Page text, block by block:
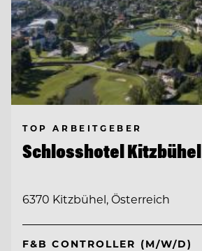
TOP ARBEITGEBER
Schlosshotel Kitzbühel
6370 Kitzbühel, Österreich
F&B CONTROLLER (M/W/D)